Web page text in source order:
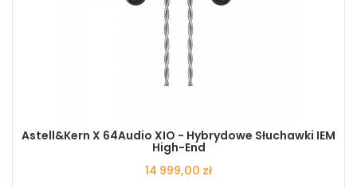
Astell&Kern X 64Audio XIO - Hybrydowe Słuchawki IEM
High-End
Cena
14 999,00 zł